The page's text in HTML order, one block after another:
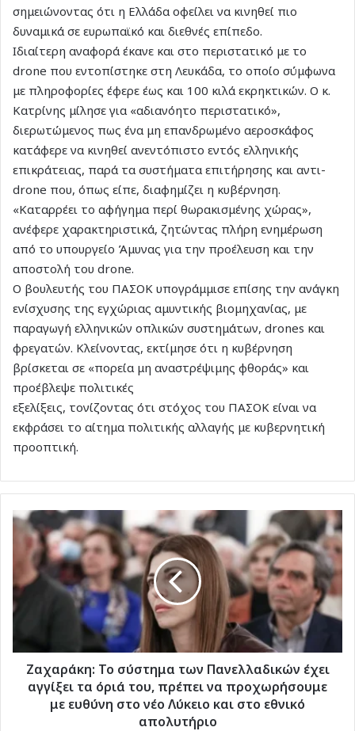
σημειώνοντας ότι η Ελλάδα οφείλει να κινηθεί πιο
δυναμικά σε ευρωπαϊκό και διεθνές επίπεδο.
Ιδιαίτερη αναφορά έκανε και στο περιστατικό με το
drone που εντοπίστηκε στη Λευκάδα, το οποίο σύμφωνα
με πληροφορίες έφερε έως και 100 κιλά εκρηκτικών. Ο κ.
Κατρίνης μίλησε για «αδιανόητο περιστατικό»,
διερωτώμενος πως ένα μη επανδρωμένο αεροσκάφος
κατάφερε να κινηθεί ανεντόπιστο εντός ελληνικής
επικράτειας, παρά τα συστήματα επιτήρησης και αντι-
drone που, όπως είπε, διαφημίζει η κυβέρνηση.
«Καταρρέει το αφήγημα περί θωρακισμένης χώρας»,
ανέφερε χαρακτηριστικά, ζητώντας πλήρη ενημέρωση
από το υπουργείο Άμυνας για την προέλευση και την
αποστολή του drone.
Ο βουλευτής του ΠΑΣΟΚ υπογράμμισε επίσης την ανάγκη
ενίσχυσης της εγχώριας αμυντικής βιομηχανίας, με
παραγωγή ελληνικών οπλικών συστημάτων, drones και
φρεγατών. Κλείνοντας, εκτίμησε ότι η κυβέρνηση
βρίσκεται σε «πορεία μη αναστρέψιμης φθοράς» και
προέβλεψε πολιτικές
εξελίξεις, τονίζοντας ότι στόχος του ΠΑΣΟΚ είναι να
εκφράσει το αίτημα πολιτικής αλλαγής με κυβερνητική
προοπτική.
Ζαχαράκη:
σύστημα
των
Πανελλαδικών
έχει
αγγίξει
όριά
του,
πρέπει
προχωρήσουμε
Ζαχαράκη: Το σύστημα των Πανελλαδικών έχει
αγγίξει τα όριά του, πρέπει να προχωρήσουμε
με ευθύνη στο νέο Λύκειο και στο εθνικό
απολυτήριο